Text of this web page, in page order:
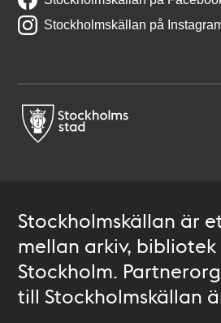
Stockholmskällan på
Stockholmskällan är
mellan arkiv, bibliotek
Stockholm.
till Stockholmskällan